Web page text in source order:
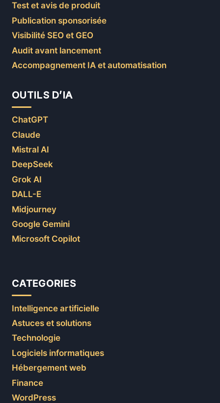
Test et avis de produit
Publication sponsorisée
Visibilité SEO et GEO
Audit avant lancement
Accompagnement IA et automatisation
OUTILS D’IA
ChatGPT
Claude
Mistral AI
DeepSeek
Grok AI
DALL-E
Midjourney
Google Gemini
Microsoft Copilot
CATEGORIES
Intelligence artificielle
Astuces et solutions
Technologie
Logiciels informatiques
Hébergement web
Finance
WordPress